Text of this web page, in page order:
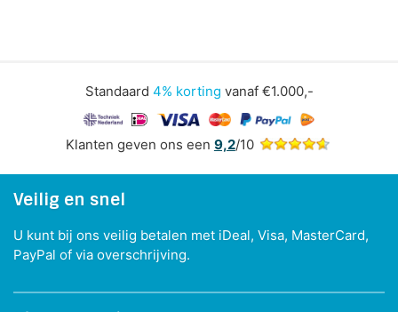
Standaard 4% korting vanaf €1.000,-
Klanten geven ons een 9,2/10
Veilig en snel
U kunt bij ons veilig betalen met iDeal, Visa, MasterCard,
PayPal of via overschrijving.